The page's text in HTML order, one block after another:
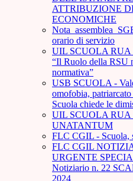
ATTRIBUZIONE
ECONOMICHE
orario di servizio
UIL SCUOLA RUA
“Il Ruolo della RSU
normativa”
USB SCUOLA -
omofobia,
Scuola chiede le
UIL SCUOLA RUA
UNATANTUM
FLC CGIL - Scuola,
FLC CGIL
URGENTE
Notiziario n. 22
2024